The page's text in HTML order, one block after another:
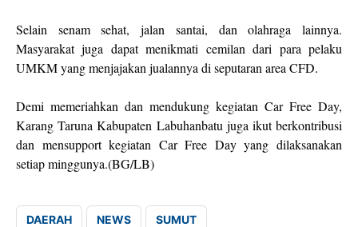
Selain senam sehat, jalan santai, dan olahraga lainnya.
Masyarakat juga dapat menikmati cemilan dari para pelaku
UMKM yang menjajakan jualannya di seputaran area CFD.
Demi memeriahkan dan mendukung kegiatan Car Free Day,
Karang Taruna Kabupaten Labuhanbatu juga ikut berkontribusi
dan mensupport kegiatan Car Free Day yang dilaksanakan
setiap minggunya.(BG/LB)
DAERAH NEWS SUMUT